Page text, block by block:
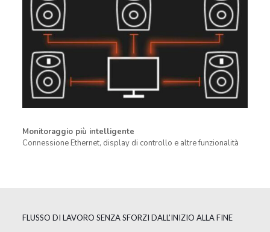
Monitoraggio più intelligente
Connessione Ethernet, display di controllo e altre funzionalità
FLUSSO DI LAVORO SENZA SFORZI DALL’INIZIO ALLA FINE